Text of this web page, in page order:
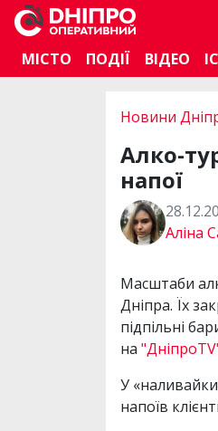
МІСТО
ПОДІЇ ВІДЕО
Новини
Алко-
напої
Аліна
Масштаби
Дніпра. Їх
підпільні
на
У
напоїв